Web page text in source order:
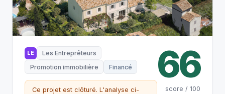
LE
Les Entreprêteurs
Promotion immobilière
Financé
Ce projet est clôturé. L'analyse ci-
66
score / 100